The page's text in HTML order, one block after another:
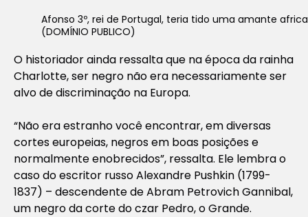
Afonso 3º, rei de Portugal, teria tido uma amante
(DOMÍNIO PUBLICO)
O historiador ainda ressalta que na época da rainha
Charlotte, ser negro não era necessariamente ser
alvo de discriminação na Europa.
“Não era estranho você encontrar, em diversas
cortes europeias, negros em boas posições e
normalmente enobrecidos”, ressalta. Ele lembra o
caso do escritor russo Alexandre Pushkin (1799-
1837) – descendente de Abram Petrovich Gannibal,
um negro da corte do czar Pedro, o Grande.